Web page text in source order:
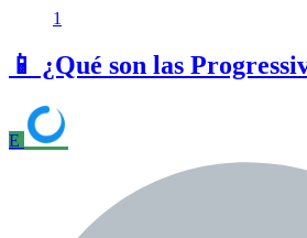
1
📱 ¿Qué son las
E